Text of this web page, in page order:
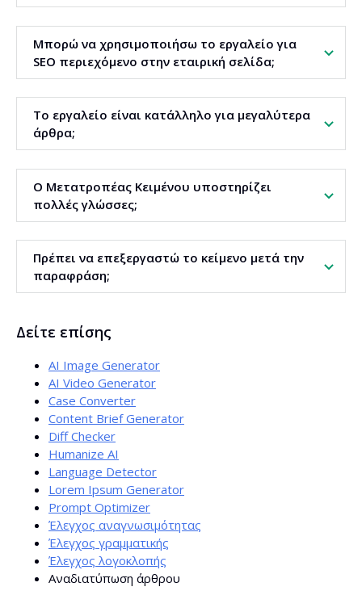
Το εργαλείο δημιουργεί νέες εκδοχές προτάσεων με
διατήρηση του νοήματος. Βοηθά στην αποφυγή
διπλοτυπίας και λογοκλοπής, αλλά συνιστάται πάντα ο
τελικός έλεγχος από τον χρήστη.
Μπορώ να χρησιμοποιήσω το εργαλείο για
SEO περιεχόμενο στην εταιρική σελίδα;
Ναι. Ο Μετατροπέας Κειμένου λειτουργεί για blog άρθρα,
περιγραφές κατηγοριών και σελίδες προσφορών.
Υποστηρίζει τη βελτιστοποίηση για λέξεις-κλειδιά και
βελτιώνει την αναγνωσιμότητα.
Το εργαλείο είναι κατάλληλο για μεγαλύτερα
άρθρα;
Ναι. Μπορείτε να επεξεργαστείτε έως και περίπου 15.000
χαρακτήρες κάθε φορά. Για μεγαλύτερα περιεχόμενα,
συνίσταται να δουλεύετε σε τμήματα ώστε να
βελτιώνεται η επιμέλεια και ο ποιοτικός έλεγχος.
Ο Μετατροπέας Κειμένου υποστηρίζει
πολλές γλώσσες;
Ναι. Το εργαλείο υποστηρίζει πάνω από 140 γλώσσες.
Μπορεί να εντοπίζει αυτόματα τη γλώσσα του κειμένου ή
να επιλέξετε γλώσσα στόχου για την παραφράση.
Πρέπει να επεξεργαστώ το κείμενο μετά την
παραφράση;
ύφος στην εταιρική ταυτότητα, συμπληρώνετε
υπηρετεί πλήρως επιχειρησιακούς στόχους.
Δείτε επίσης
AI Image Generator
AI Video Generator
Case Converter
Content Brief Generator
Diff Checker
Humanize AI
Language Detector
Lorem Ipsum Generator
Prompt Optimizer
Έλεγχος αναγνωσιμότητας
Έλεγχος γραμματικής
Έλεγχος λογοκλοπής
Αναδιατύπωση άρθρου